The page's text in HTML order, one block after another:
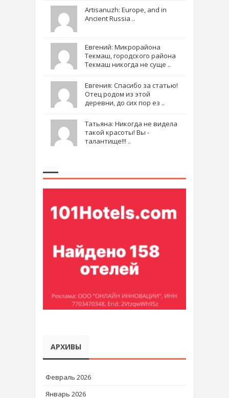
Artisanuzh: Europe, and in
Ancient Russia ..
Евгений: Микрорайона
Текмаш, городского района
Текмаш никогда не суще ..
Евгения: Спасибо за статью!
Отец родом из этой
деревни, до сих пор ез ..
Татьяна: Никогда не видела
такой красоты! Вы -
талантище!!! ..
АРХИВЫ
Февраль 2026
Январь 2026